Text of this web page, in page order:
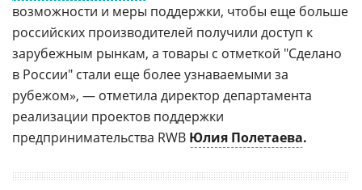
возможности и меры поддержки, чтобы еще больше
российских производителей получили доступ к
зарубежным рынкам, а товары с отметкой "Сделано
в России" стали еще более узнаваемыми за
рубежом», — отметила директор департамента
реализации проектов поддержки
предпринимательства RWB Юлия Полетаева.